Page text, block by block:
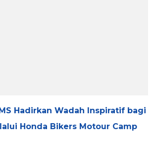
Hadirkan Wadah Inspiratif bagi
Honda Bikers Motour Camp